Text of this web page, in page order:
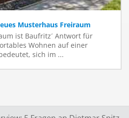
Musterhaus Freiraum
ist Baufritz´ Antwort für
Wohnen auf einer
sich im ...